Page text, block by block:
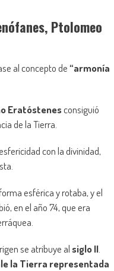
Ptolomeo
al concepto de“armonía
Eratóstenesconsiguió
de la Tierra.
con la divinidad,
esférica y rotaba, y el
en el año 74, que era
se atribuye alsiglo II.
la Tierra representada